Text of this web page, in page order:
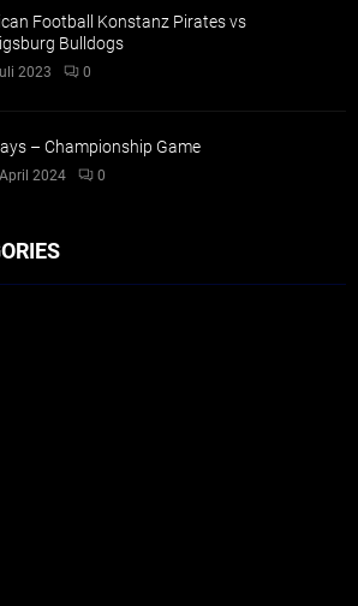
Football Konstanz Pirates vs
Bulldogs
2023 0
– Championship Game
2024 0